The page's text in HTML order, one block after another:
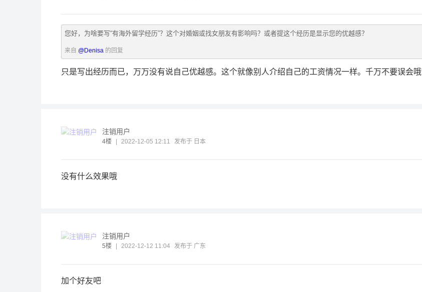
您好，为啥要写“有海外留学经历”？这个对婚姻或找女朋友有影响吗？或者提这个经历是显示您的优越感？
来自 @Denisa 的回复
只是写出经历而已，万万没有说自己优越感。这个就像别人介绍自己的工资情况一样。千万不要误会哦
注销用户
4楼 2022-12-05 12:11 发布于 日本
没有什么效果哦
注销用户
5楼 2022-12-12 11:04 发布于 广东
加个好友吧